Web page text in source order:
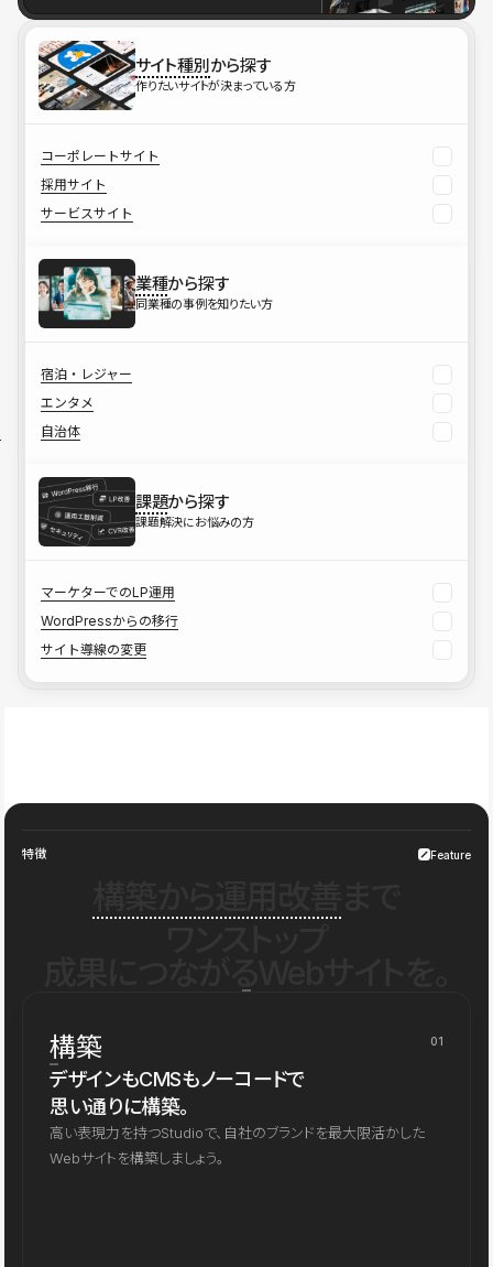
サイト種別から探す
作りたいサイトが決まっている方
コーポレートサイト
採用サイト
サービスサイト
業種から探す
同業種の事例を知りたい方
宿泊・レジャー
エンタメ
自治体
課題から探す
課題解決にお悩みの方
マーケターでのLP運用
WordPressからの移行
サイト導線の変更
特徴 Feature
構築 01
デザインもCMSもノーコードで
思い通りに構築。
高い表現力を持つStudioで、自社のブランドを最大限活かした
Webサイトを構築しましょう。